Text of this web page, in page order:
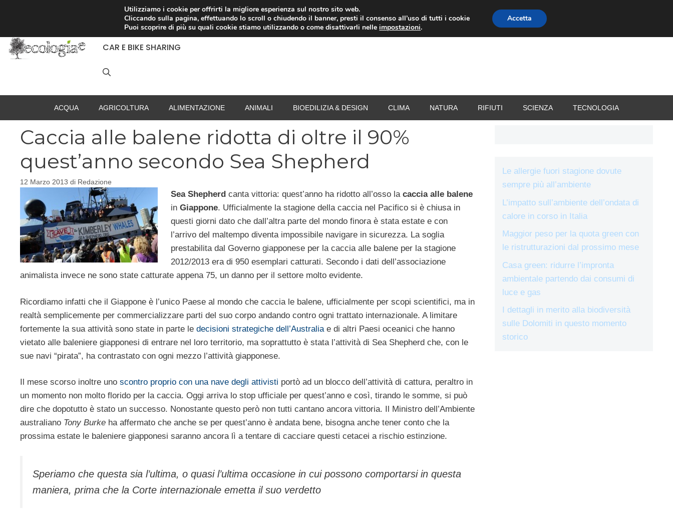
RACCOLTA DIFFERENZIATA RISPARMIO ENERGETICO SPESA TERMOVALORIZZATORI VACANZE
CAR E BIKE SHARING
ACQUA AGRICOLTURA ALIMENTAZIONE ANIMALI BIOEDILIZIA & DESIGN CLIMA NATURA RIFIUTI SCIENZA TECNOLOGIA
Caccia alle balene ridotta di oltre il 90%
quest’anno secondo Sea Shepherd
12 Marzo 2013 di Redazione
Sea Shepherd canta vittoria: quest’anno ha ridotto all’osso lacaccia alle balene
in Giappone. Ufficialmente la stagione della caccia nel Pacifico si è chiusa in
questi giorni dato che dall’altra parte del mondo finora è stata estate e con
l’arrivo del maltempo diventa impossibile navigare in sicurezza. La soglia
prestabilita dal Governo giapponese per la caccia alle balene per la stagione
2012/2013 era di 950 esemplari catturati. Secondo i dati dell’associazione
animalista invece ne sono state catturate appena 75, un danno per il settore molto evidente.
Ricordiamo infatti che il Giappone è l’unico Paese al mondo che caccia le balene, ufficialmente per scopi scientifici, ma in
realtà semplicemente per commercializzare parti del suo corpo andando contro ogni trattato internazionale. A limitare
fortemente la sua attività sono state in parte le decisioni strategiche dell’Australia e di altri Paesi oceanici che hanno
vietato alle baleniere giapponesi di entrare nel loro territorio, ma soprattutto è stata l’attività di Sea Shepherd che, con le
sue navi “pirata”, ha contrastato con ogni mezzo l’attività giapponese.
Il mese scorso inoltre uno scontro proprio con una nave degli attivisti portò ad un blocco dell’attività di cattura, peraltro in
un momento non molto florido per la caccia. Oggi arriva lo stop ufficiale per quest’anno e così, tirando le somme, si può
dire che dopotutto è stato un successo. Nonostante questo però non tutti cantano ancora vittoria. Il Ministro dell’Ambiente
australiano Tony Burke ha affermato che anche se per quest’anno è andata bene, bisogna anche tener conto che la
prossima estate le baleniere giapponesi saranno ancora lì a tentare di cacciare questi cetacei a rischio estinzione.
Speriamo che questa sia l’ultima, o quasi l’ultima occasione in cui possono comportarsi in questa
maniera, prima che la Corte internazionale emetta il suo verdetto
Le allergie fuori stagione dovute
sempre più all’ambiente
L’impatto sull’ambiente dell’ondata di
calore in corso in Italia
Maggior peso per la quota green con
le ristrutturazioni dal prossimo mese
Casa green: ridurre l’impronta
ambientale partendo dai consumi di
luce e gas
I dettagli in merito alla biodiversità
sulle Dolomiti in questo momento
storico
Utilizziamo i cookie per offrirti la migliore esperienza sul nostro sito web.
Cliccando sulla pagina, effettuando lo scroll o chiudendo il banner, presti il consenso all’uso di tutti i cookie
Puoi scoprire di più su quali cookie stiamo utilizzando o come disattivarli nelleimpostazioni.
Accetta